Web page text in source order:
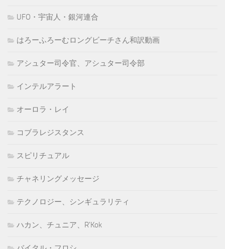
UFO・宇宙人・銀河連合
はろーふろーむロングビーチさん和訳動画
アシュター司令官、アシュター司令部
インテルアラート
オーロラ・レイ
コブラレジスタンス
スピリチュアル
チャネリングメッセージ
テクノロジー、シンギュラリティ
ハカン、チュニア、R'Kok